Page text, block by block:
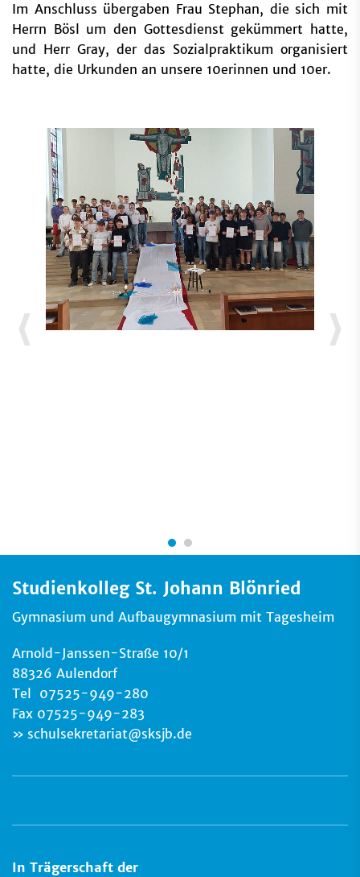
Im Anschluss übergaben Frau Stephan, die sich mit
Herrn Bösl um den Gottesdienst gekümmert hatte,
und Herr Gray, der das Sozialpraktikum organisiert
hatte, die Urkunden an unsere 10erinnen und 10er.
Studienkolleg St. Johann Blönried
Gymnasium und Aufbaugymnasium mit Tagesheim
Arnold-Janssen-Straße 10/1
88326 Aulendorf
Tel 07525-949-280
Fax 07525-949-283
schulsekretariat@sksjb.de
In Trägerschaft der